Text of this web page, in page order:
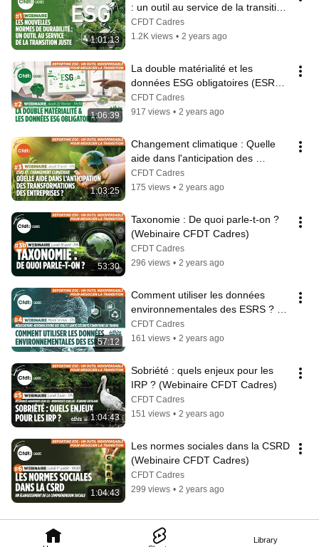
Library
1:01:13
: un outil au service de la transition
juste
CFDT Cadres
1.2K views • 2 years ago
1:06:39
La double matérialité et les
données ESG obligatoires (ESRS 1
et ESRS 2)
CFDT Cadres
917 views • 2 years ago
1:03:25
Changement climatique : Quelle
aide dans l'anticipation des
transformations des entreprises ?
CFDT Cadres
175 views • 2 years ago
53:30
Taxonomie : De quoi parle-t-on ?
(Webinaire CFDT Cadres)
CFDT Cadres
296 views • 2 years ago
57:12
Comment utiliser les données
environnementales des ESRS ?
(Webinaire CFDT Cadres)
CFDT Cadres
161 views • 2 years ago
1:04:43
Sobriété : quels enjeux pour les
IRP ? (Webinaire CFDT Cadres)
CFDT Cadres
151 views • 2 years ago
1:04:43
Les normes sociales dans la CSRD
(Webinaire CFDT Cadres)
CFDT Cadres
299 views • 2 years ago